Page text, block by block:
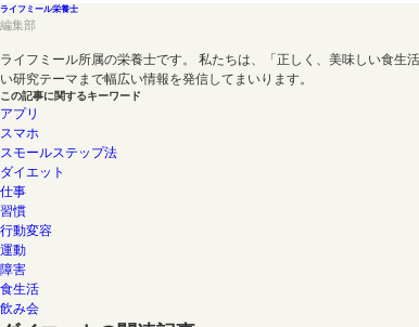
ライフミール栄養士
編集部
ライフミール所属の栄養士です。 私たちは、「正しく、美味しい食
い研究テーマまで幅広い情報を発信してまいります。
この記事に関するキーワード
アプリ
スマホ
スモールステップ法
ダイエット
仕事
習慣
行動変容
運動
障害
食生活
飲み会